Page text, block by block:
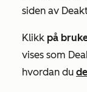
siden av
Klikk på
vises som
hvordan du